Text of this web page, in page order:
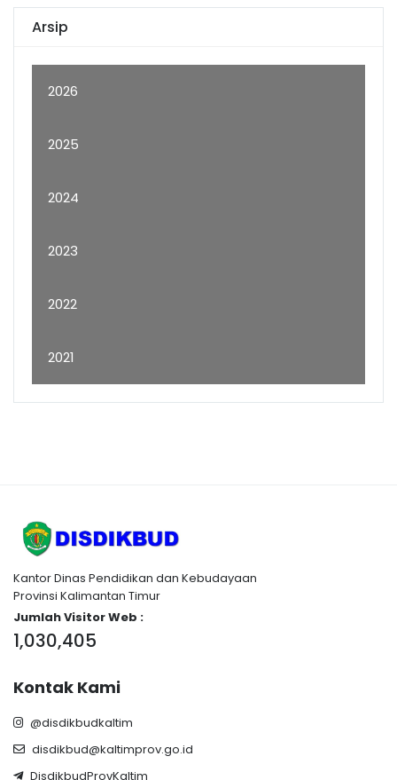
Arsip
2026
2025
2024
2023
2022
2021
Kantor Dinas Pendidikan dan Kebudayaan
Provinsi Kalimantan Timur
Jumlah Visitor Web :
1,030,405
Kontak Kami
@disdikbudkaltim
disdikbud@kaltimprov.go.id
DisdikbudProvKaltim